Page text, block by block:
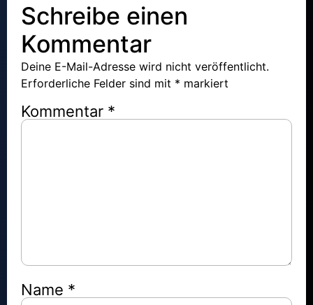
Schreibe einen
Kommentar
Deine E-Mail-Adresse wird nicht veröffentlicht.
Erforderliche Felder sind mit * markiert
Kommentar *
Name *